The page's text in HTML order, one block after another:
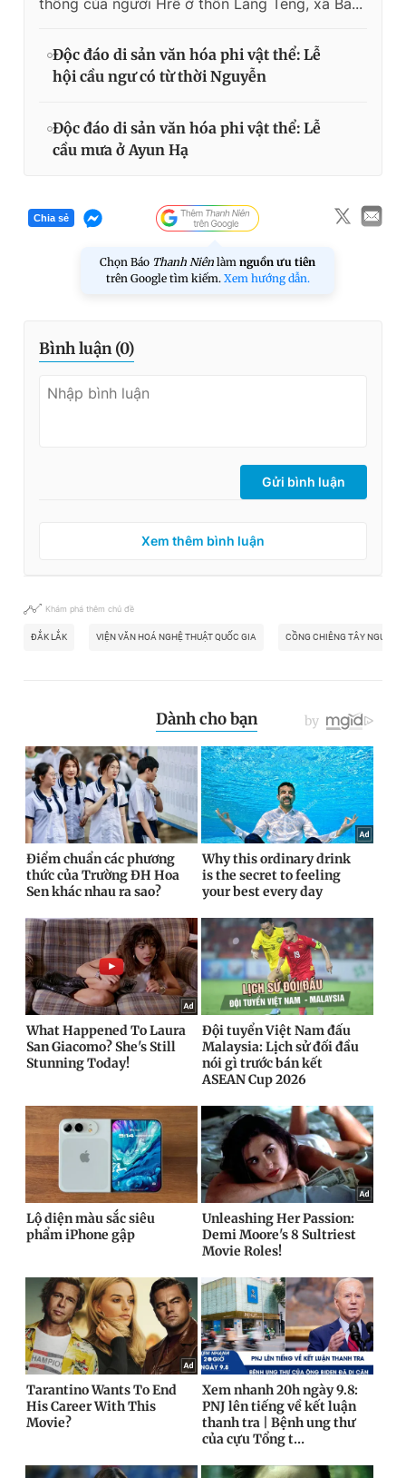
Độc đáo di sản văn hóa phi vật thể: Lễ
hội cầu ngư có từ thời Nguyễn
Độc đáo di sản văn hóa phi vật thể: Lễ
cầu mưa ở Ayun Hạ
Chia sẻ
Chọn Báo Thanh Niên làm nguồn ưu tiên
trên Google tìm kiếm. Xem hướng dẫn.
Bình luận (0)
Gửi bình luận
Xem thêm bình luận
Khám phá thêm chủ đề
ĐẮK LẮK VIỆN VĂN HOÁ NGHỆ THUẬT QUỐC GIA CỒNG CHIÊNG TÂY NGUYÊN